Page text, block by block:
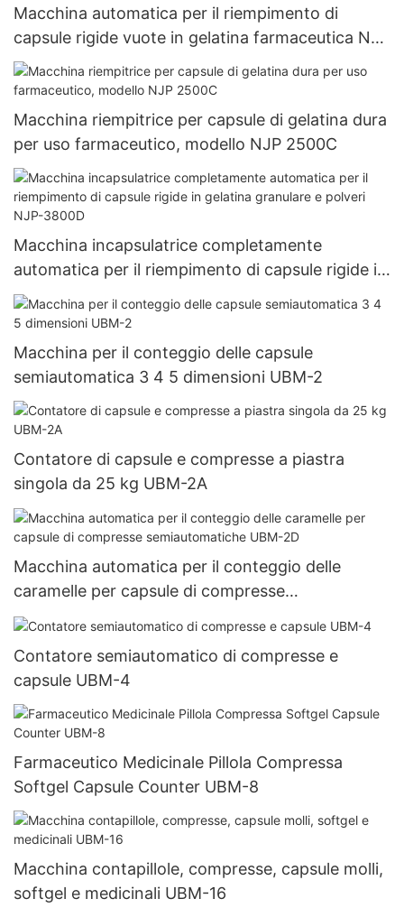
Macchina automatica per il riempimento di
capsule rigide vuote in gelatina farmaceutica NJP
1500D
Macchina riempitrice per capsule di gelatina dura
per uso farmaceutico, modello NJP 2500C
Macchina incapsulatrice completamente
automatica per il riempimento di capsule rigide in
gelatina granulare e polveri NJP-3800D
Macchina per il conteggio delle capsule
semiautomatica 3 4 5 dimensioni UBM-2
Contatore di capsule e compresse a piastra
singola da 25 kg UBM-2A
Macchina automatica per il conteggio delle
caramelle per capsule di compresse
semiautomatiche UBM-2D
Contatore semiautomatico di compresse e
capsule UBM-4
Farmaceutico Medicinale Pillola Compressa
Softgel Capsule Counter UBM-8
Macchina contapillole, compresse, capsule molli,
softgel e medicinali UBM-16